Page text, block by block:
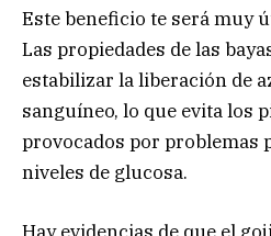
Este beneficio te será muy
Las propiedades de las
estabilizar la liberación de
sanguíneo, lo que evita los
provocados por problemas
niveles de glucosa.